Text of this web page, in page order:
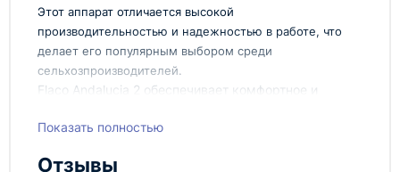
Этот аппарат отличается высокой
производительностью и надежностью в работе, что
делает его популярным выбором среди
сельхозпроизводителей.
Flaco Andalucia 2 обеспечивает комфортное и
инновационной конструкции. Он компактен, легок в
идеальным для использования как на ферме, так и
Показать полностью
Отзывы